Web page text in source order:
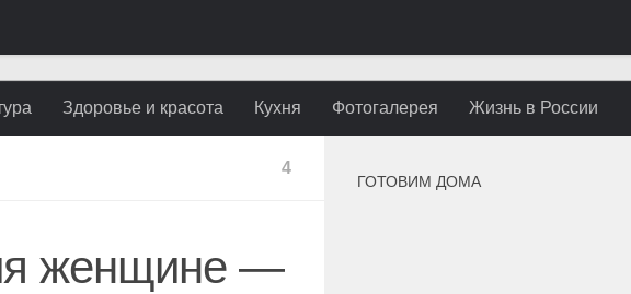
Здоровье и красота Кухня Фотогалерея Жизнь в России
4
женщине —
ГОТОВИМ ДОМА